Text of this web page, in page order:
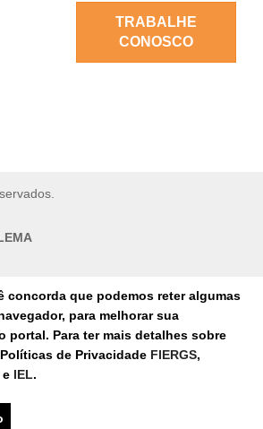
concorda que podemos reter algumas
para melhorar sua
portal. Para ter mais detalhes sobre
de Privacidade FIERGS,
e IEL.
TRABALHE
CONOSCO